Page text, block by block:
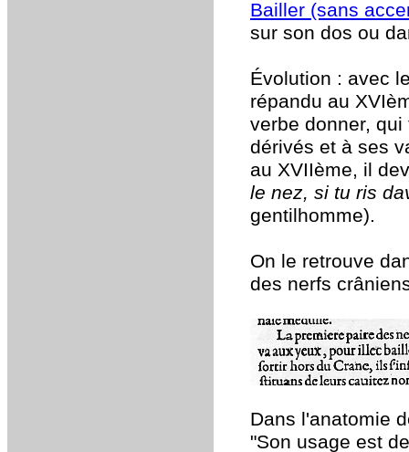
Bailler (sans
sur son dos ou
Évolution : avec
répandu au
verbe donner,
dérivés et à ses
au XVIIème, il
le nez, si tu ris
gentilhomme).
On le retrouve
des nerfs
Dans l'anatomie
"Son usage est